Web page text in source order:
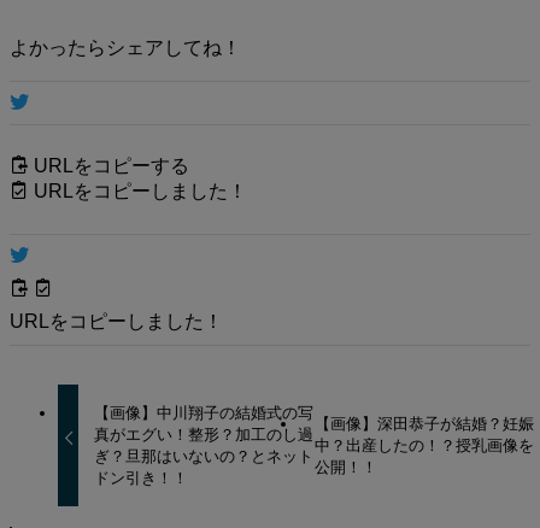
よかったらシェアしてね！
URLをコピーする
URLをコピーしました！
URLをコピーしました！
【画像】中川翔子の結婚式の写
真がエグい！整形？加工のし過
ぎ？旦那はいないの？とネット
ドン引き！！
【画像】深田恭子が結婚？妊娠
中？出産したの！？授乳画像を
公開！！